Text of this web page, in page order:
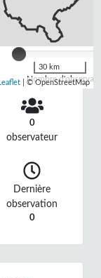
Nombre
30 km
Leaflet | © OpenStreetMap
0
observateur
Dernière
observation
0